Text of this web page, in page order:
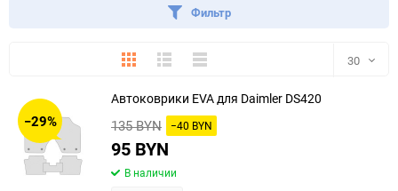
Фильтр
ПлиткаПодробноКомпактно 30
−29%
Автоковрики EVA для Daimler DS420
135 BYN −40 BYN
95 BYN
В наличии